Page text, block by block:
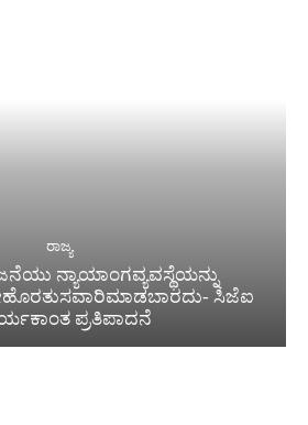
ರಾಜ್ಯ
ನ್ಯಾಯಾಂಗವ್ಯವಸ್ಥೆಯನ್ನು
ಸಿಜೆಐ
ಪ್ರತಿಪಾದನೆ